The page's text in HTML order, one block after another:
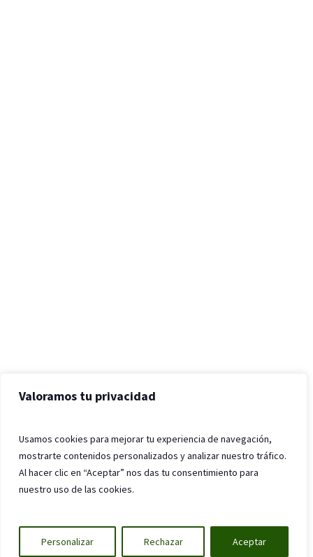
Valoramos tu privacidad
Usamos cookies para mejorar tu experiencia de navegación,
mostrarte contenidos personalizados y analizar nuestro tráfico.
Al hacer clic en “Aceptar” nos das tu consentimiento para
nuestro uso de las cookies.
Personalizar Rechazar Aceptar